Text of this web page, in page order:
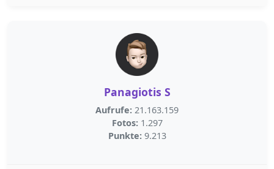
Panagiotis S
Aufrufe: 21.163.159
Fotos: 1.297
Punkte: 9.213